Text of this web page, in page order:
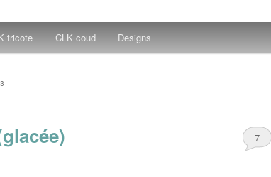
tricote CLK coud Designs
7